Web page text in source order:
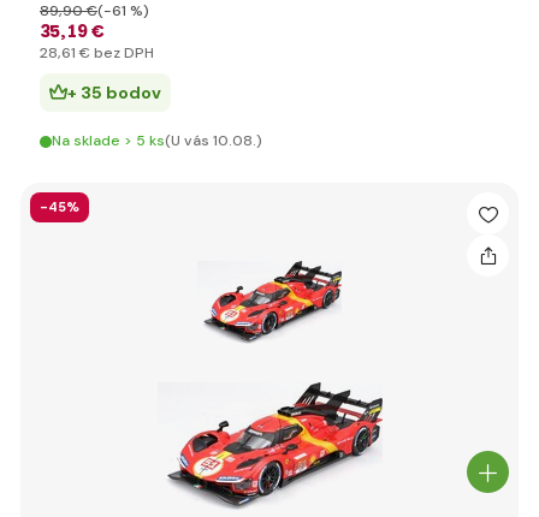
35,19 €
89,90 €(-61 %)
28,61 € bez DPH
+ 35 bodov
Na sklade > 5 ks(U vás 10.08.)
-45%